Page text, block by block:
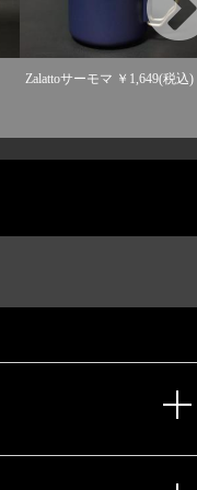
Zalattoサーモマ ￥1,649(税込)